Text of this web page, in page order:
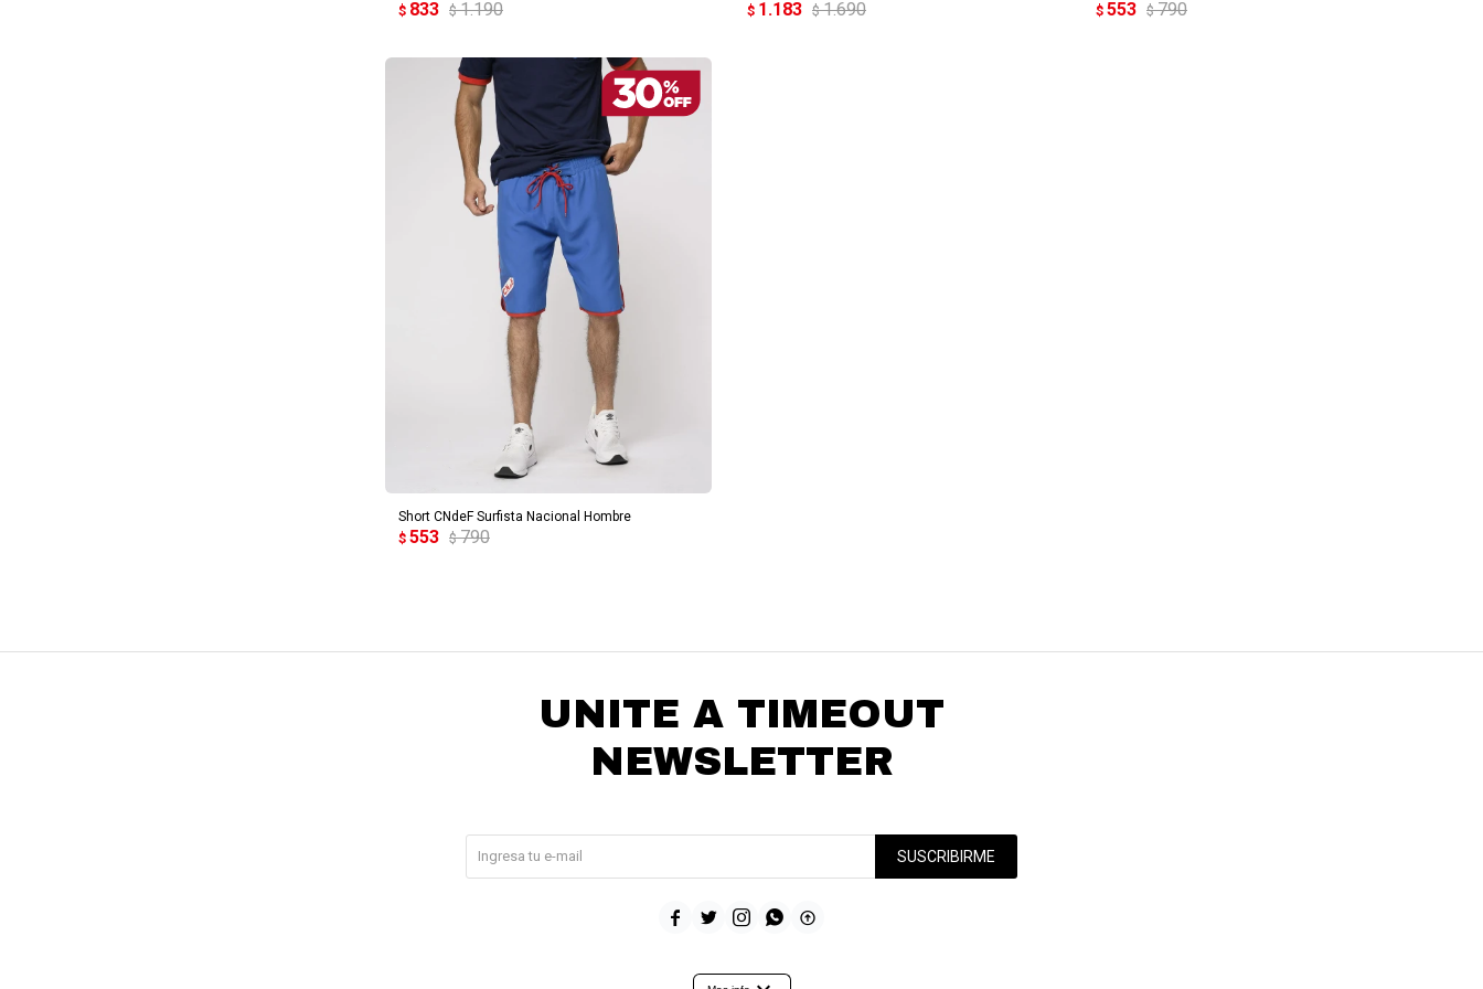
$ 833 $ 1.190 $ 1.183 $ 1.690 $ 553 $ 790
Short CNdeF Surfista Nacional Hombre
$ 553 $ 790
AGREGAR AL CARRITO
UNITE A TIMEOUT
NEWSLETTER
SUSCRIBIRME
    